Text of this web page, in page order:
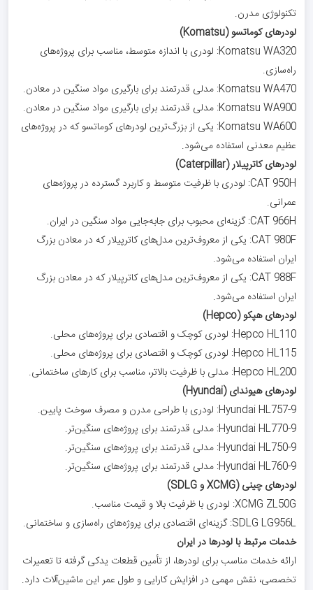
تکنولوژی مدرن.
لودرهای کوماتسو (Komatsu)
Komatsu WA320: لودری با اندازه متوسط، مناسب برای پروژه‌های
راه‌سازی.
Komatsu WA470: مدلی قدرتمند برای بارگیری مواد سنگین در معادن.
Komatsu WA900: مدلی قدرتمند برای بارگیری مواد سنگین در معادن.
Komatsu WA600: یکی از بزرگ‌ترین لودرهای کوماتسو که در پروژه‌های
عظیم معدنی استفاده می‌شود.
لودرهای کاترپیلار (Caterpillar)
CAT 950H: لودری با ظرفیت متوسط و کاربرد گسترده در پروژه‌های
عمرانی.
CAT 966H: گزینه‌ای محبوب برای جابه‌جایی مواد سنگین در ایران.
CAT 980F: یکی از معروف‌ترین مدل‌های کاترپیلار که در معادن بزرگ
ایران استفاده می‌شود.
CAT 988F: یکی از معروف‌ترین مدل‌های کاترپیلار که در معادن بزرگ
ایران استفاده می‌شود.
لودرهای هپکو (Hepco)
Hepco HL110: لودری کوچک و اقتصادی برای پروژه‌های محلی.
Hepco HL115: لودری کوچک و اقتصادی برای پروژه‌های محلی.
Hepco HL200: مدلی با ظرفیت بالاتر، مناسب برای کارهای ساختمانی.
لودرهای هیوندای (Hyundai)
Hyundai HL757-9: لودری با طراحی مدرن و مصرف سوخت پایین.
Hyundai HL770-9: مدلی قدرتمند برای پروژه‌های سنگین‌تر.
Hyundai HL750-9: مدلی قدرتمند برای پروژه‌های سنگین‌تر.
Hyundai HL760-9: مدلی قدرتمند برای پروژه‌های سنگین‌تر.
لودرهای چینی (XCMG و SDLG)
XCMG ZL50G: لودری با ظرفیت بالا و قیمت مناسب.
SDLG LG956L: گزینه‌ای اقتصادی برای پروژه‌های راه‌سازی و ساختمانی.
خدمات مرتبط با لودرها در ایران
ارائه خدمات مناسب برای لودرها، از تأمین قطعات یدکی گرفته تا تعمیرات
تخصصی، نقش مهمی در افزایش کارایی و طول عمر این ماشین‌آلات دارد.